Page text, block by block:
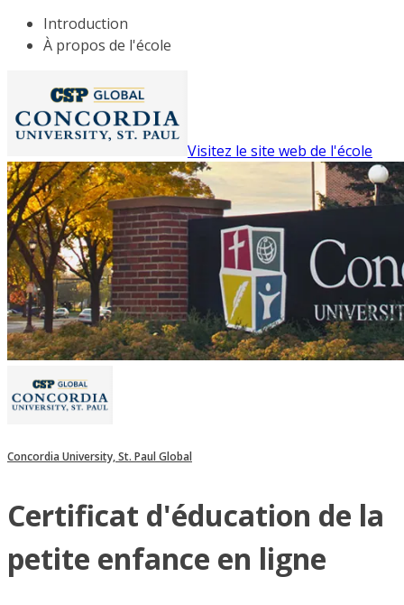
Introduction
À propos de l'école
Visitez le site web de l'école
Concordia University, St. Paul Global
Certificat d'éducation de la
petite enfance en ligne